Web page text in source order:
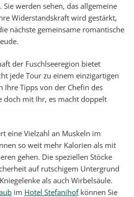
Sie werden sehen, das allgemeine
Widerstandskraft wird gestärkt,
nächste gemeinsame romantische
der Fuschlseeregion bietet
jede Tour zu einem einzigartigen
Ihre Tipps von der Chefin des
doch mit Ihr, es macht doppelt
eine Vielzahl an Muskeln im
so weit mehr Kalorien als mit
gehen. Die speziellen Stöcke
auf rutschigem Untergrund
als auch Wirbelsäule.
im Hotel Stefanihofkönnen Sie